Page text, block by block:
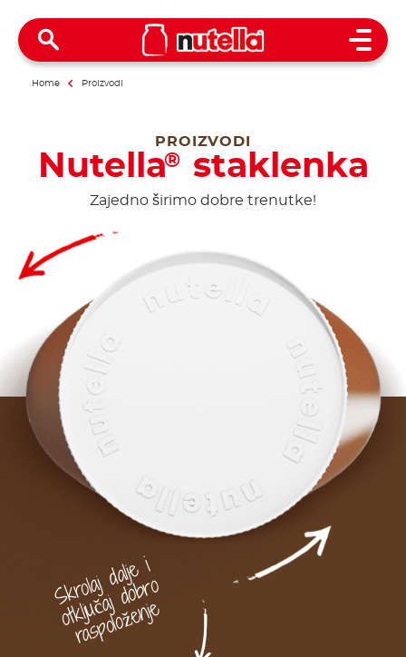
Open
Home Proizvodi
PROIZVODI
Nutella® staklenka
Zajedno širimo dobre trenutke!